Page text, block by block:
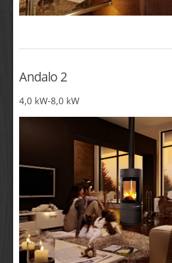
Andalo 2
4,0 kW-8,0 kW